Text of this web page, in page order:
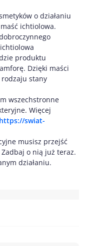
o działaniu
ichtiolowa.
produktu
Dzięki maści
stany
wszechstronne
Więcej
https://swiat-
musisz przejść
o nią już teraz.
działaniu.